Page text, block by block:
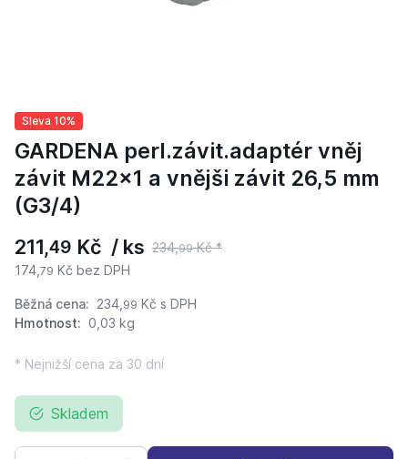
Sleva 10%
GARDENA perl.závit.adaptér vněj
závit M22x1 a vnějši závit 26,5 mm
(G3/4)
211,49 Kč / ks 234,99Kč *
174, 79 Kč bez DPH
Běžná cena: 234, 99 Kč s DPH
Hmotnost: 0,03 kg
* Nejnižší cena za 30 dní
Skladem